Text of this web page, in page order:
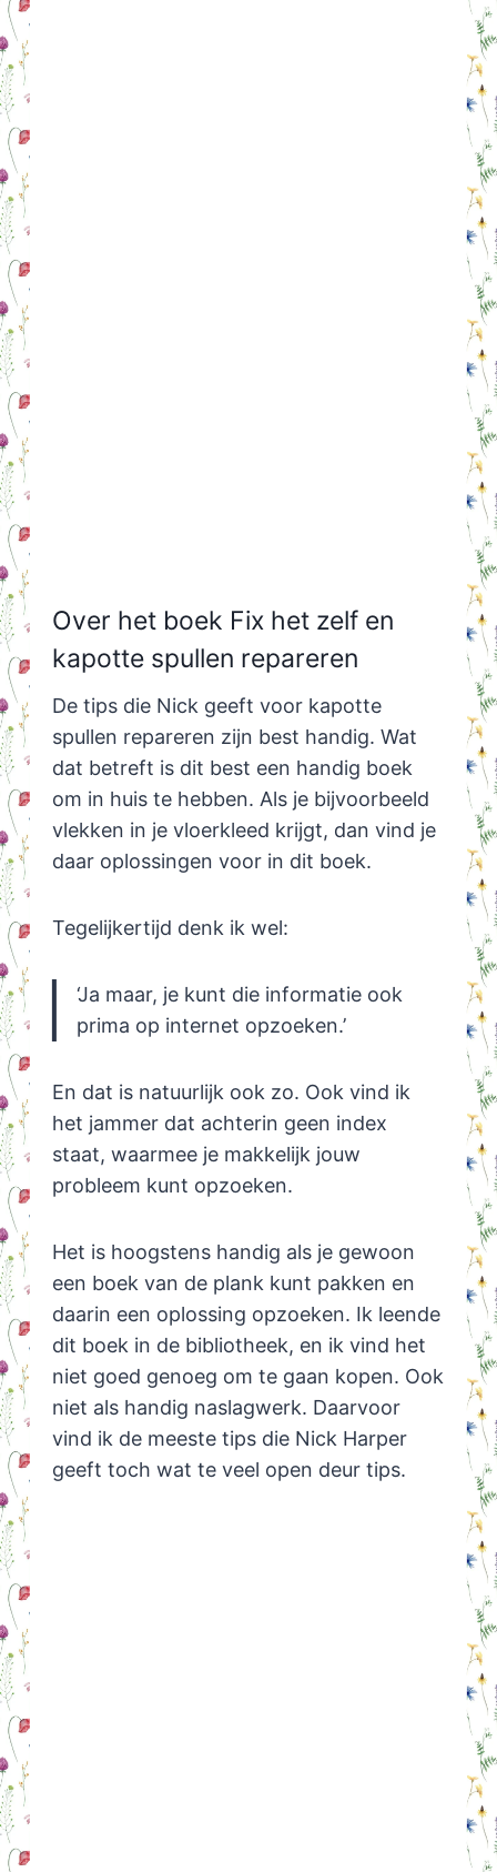
Over het boek Fix het zelf en
kapotte spullen repareren
De tips die Nick geeft voor kapotte
spullen repareren zijn best handig. Wat
dat betreft is dit best een handig boek
om in huis te hebben. Als je bijvoorbeeld
vlekken in je vloerkleed krijgt, dan vind je
daar oplossingen voor in dit boek.
Tegelijkertijd denk ik wel:
‘Ja maar, je kunt die informatie ook
prima op internet opzoeken.’
En dat is natuurlijk ook zo. Ook vind ik
het jammer dat achterin geen index
staat, waarmee je makkelijk jouw
probleem kunt opzoeken.
Het is hoogstens handig als je gewoon
een boek van de plank kunt pakken en
daarin een oplossing opzoeken. Ik leende
dit boek in de bibliotheek, en ik vind het
niet goed genoeg om te gaan kopen. Ook
niet als handig naslagwerk. Daarvoor
vind ik de meeste tips die Nick Harper
geeft toch wat te veel open deur tips.